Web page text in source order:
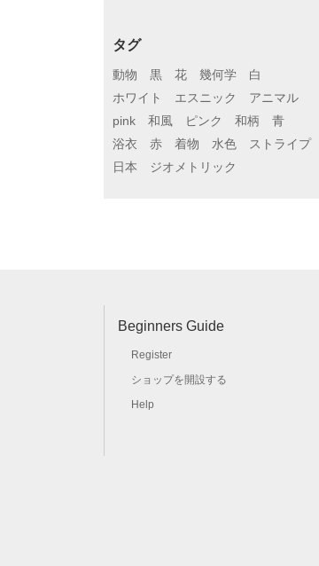
タグ
動物 黒 花 幾何学
白
ホワイト
エスニック
アニマル
pink
和風 ピンク 和柄
青
浴衣
赤 着物 水色
ストライプ
日本
ジオメトリック
Beginners Guide
Register
ショップを開設する
Help